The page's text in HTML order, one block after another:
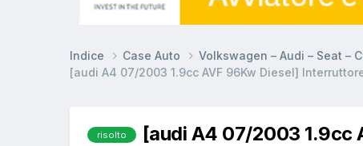
Indice Case Auto Volkswagen – Audi – Seat –
[audi A4 07/2003 1.9cc AVF 96Kw Diesel]
risolto [audi A4 07/2003 1.9cc